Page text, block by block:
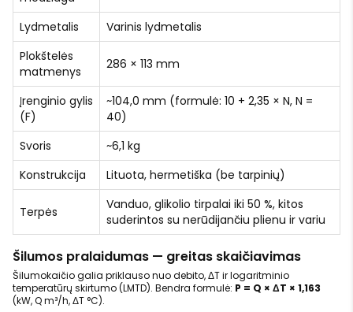
Lydmetalis
Varinis lydmetalis
Plokštelės
matmenys
286 × 113 mm
Įrenginio gylis
(F)
~104,0 mm (formulė: 10 + 2,35 × N, N =
40)
Svoris
~6,1 kg
Konstrukcija
Lituota, hermetiška (be tarpinių)
Terpės
Vanduo, glikolio tirpalai iki 50 %, kitos
suderintos su nerūdijančiu plienu ir variu
Šilumos pralaidumas — greitas skaičiavimas
Šilumokaičio galia priklauso nuo debito, ΔT ir logaritminio
temperatūrų skirtumo (LMTD). Bendra formulė: P = Q × ΔT × 1,163
(kW, Q m³/h, ΔT °C).